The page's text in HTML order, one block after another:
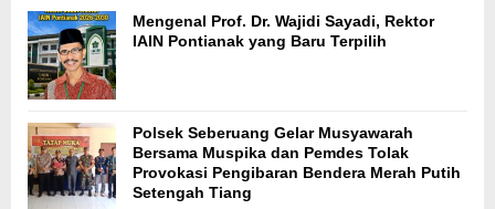
Mengenal Prof. Dr. Wajidi Sayadi, Rektor
IAIN Pontianak yang Baru Terpilih
Polsek Seberuang Gelar Musyawarah
Bersama Muspika dan Pemdes Tolak
Provokasi Pengibaran Bendera Merah Putih
Setengah Tiang